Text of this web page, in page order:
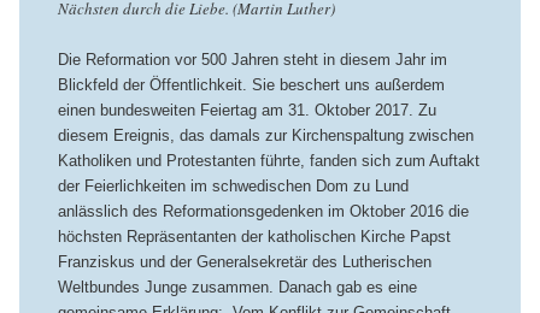
Nächsten durch die Liebe. (Martin Luther)
Die Reformation vor 500 Jahren steht in diesem Jahr im
Blickfeld der Öffentlichkeit. Sie beschert uns außerdem
einen bundesweiten Feiertag am 31. Oktober 2017. Zu
diesem Ereignis, das damals zur Kirchenspaltung zwischen
Katholiken und Protestanten führte, fanden sich zum Auftakt
der Feierlichkeiten im schwedischen Dom zu Lund
anlässlich des Reformationsgedenken im Oktober 2016 die
höchsten Repräsentanten der katholischen Kirche Papst
Franziskus und der Generalsekretär des Lutherischen
Weltbundes Junge zusammen. Danach gab es eine